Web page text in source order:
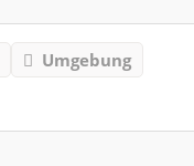
Umgebung